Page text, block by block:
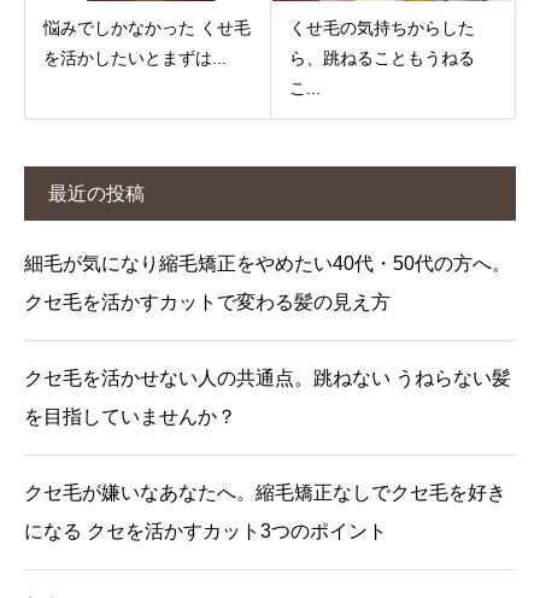
悩みでしかなかった くせ毛
を活かしたいとまずは...
くせ毛の気持ちからした
ら、跳ねることもうねる
こ...
最近の投稿
細毛が気になり縮毛矯正をやめたい40代・50代の方へ。
クセ毛を活かすカットで変わる髪の見え方
クセ毛を活かせない人の共通点。跳ねない うねらない髪
を目指していませんか？
クセ毛が嫌いなあなたへ。縮毛矯正なしでクセ毛を好き
になる クセを活かすカット3つのポイント